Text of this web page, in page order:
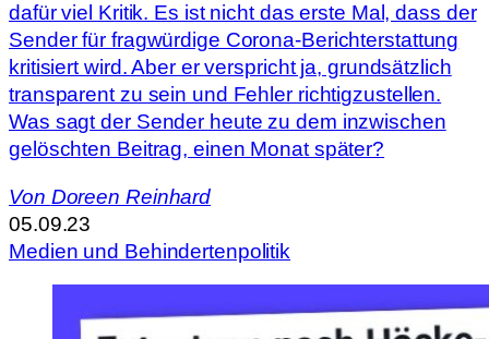
dafür viel Kritik. Es ist nicht das erste Mal, dass der
Sender für fragwürdige Corona-Berichterstattung
kritisiert wird. Aber er verspricht ja, grundsätzlich
transparent zu sein und Fehler richtigzustellen.
Was sagt der Sender heute zu dem inzwischen
gelöschten Beitrag, einen Monat später?
Von Doreen Reinhard
05.09.23
Medien und Behindertenpolitik